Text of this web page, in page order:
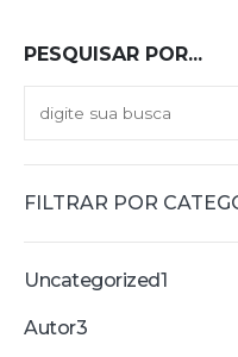
PESQUISAR POR...
FILTRAR POR
Uncategorized1
Autor3